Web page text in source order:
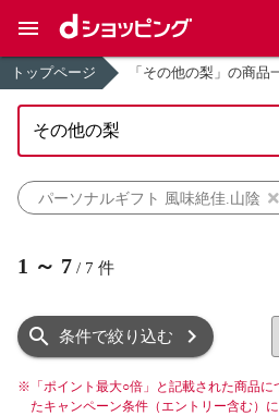
トップページ 「その他の梨」の商品
パーソナルギフト 風味絶佳.山陰
1 ～ 7 / 7 件
条件で絞り込む
※ 「ポイント最大○倍」と記載された商品
たキャンペーン条件（エントリー含む）